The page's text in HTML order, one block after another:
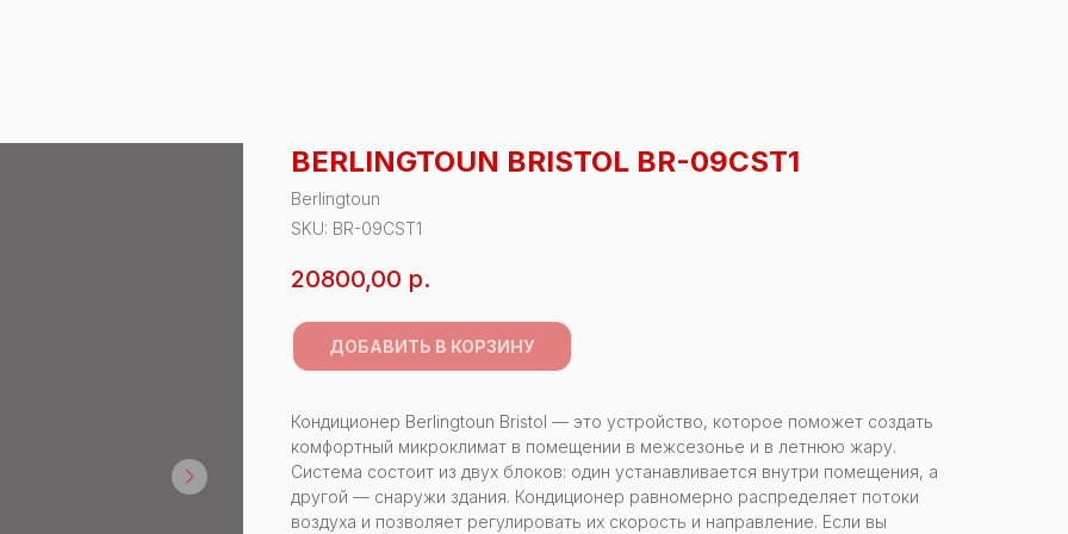
BERLINGTOUN BRISTOL BR-09CST1
Berlingtoun
SKU: BR-09CST1
20800,00 р.
ДОБАВИТЬ В КОРЗИНУ
Кондиционер Berlingtoun Bristol — это устройство, которое поможет создать
комфортный микроклимат в помещении в межсезонье и в летнюю жару.
Система состоит из двух блоков: один устанавливается внутри помещения, а
другой — снаружи здания. Кондиционер равномерно распределяет потоки
воздуха и позволяет регулировать их скорость и направление. Если вы